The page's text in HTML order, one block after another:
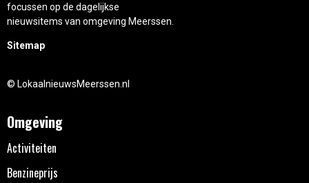
focussen op de dagelijkse
nieuwsitems van omgeving Meerssen.
Sitemap
© LokaalnieuwsMeerssen.nl
Omgeving
Activiteiten
Benzineprijs